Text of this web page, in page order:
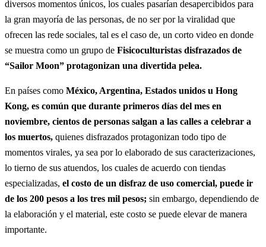
diversos momentos únicos, los cuales pasarían desapercibidos para
la gran mayoría de las personas, de no ser por la viralidad que
ofrecen las rede sociales, tal es el caso de, un corto video en donde
se muestra como un grupo de Fisicoculturistas disfrazados de
“Sailor Moon” protagonizan una divertida pelea.
En países como México, Argentina, Estados unidos u Hong
Kong, es común que durante primeros días del mes en
noviembre, cientos de personas salgan a las calles a celebrar a
los muertos, quienes disfrazados protagonizan todo tipo de
momentos virales, ya sea por lo elaborado de sus caracterizaciones,
lo tierno de sus atuendos, los cuales de acuerdo con tiendas
especializadas, el costo de un disfraz de uso comercial, puede ir
de los 200 pesos a los tres mil pesos; sin embargo, dependiendo de
la elaboración y el material, este costo se puede elevar de manera
importante.